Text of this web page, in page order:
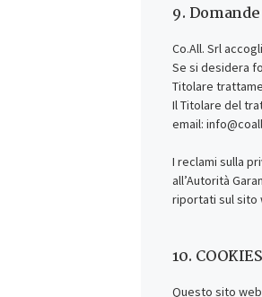
9.
Co.All. Srl
Se si desidera
Titolare
Il Titolare del
email:
I reclami sulla
all’Autorità
riportati sul sito
10. COOKIES
Questo sito